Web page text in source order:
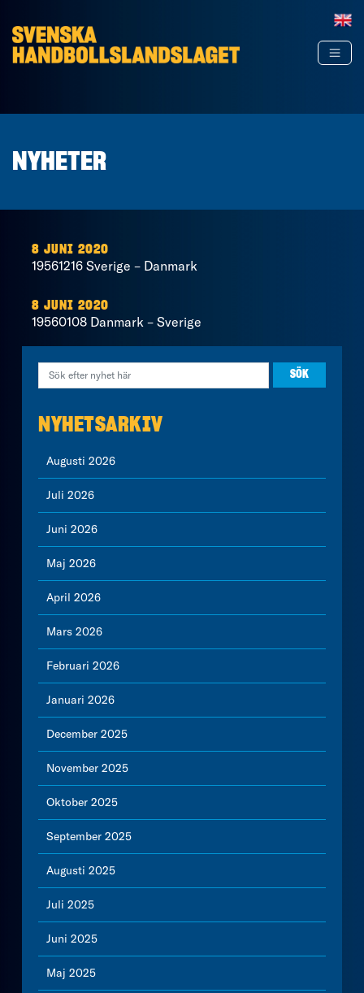
NYHETER
8 JUNI 2020
19561216 Sverige – Danmark
8 JUNI 2020
19560108 Danmark – Sverige
NYHETSARKIV
Augusti 2026
Juli 2026
Juni 2026
Maj 2026
April 2026
Mars 2026
Februari 2026
Januari 2026
December 2025
November 2025
Oktober 2025
September 2025
Augusti 2025
Juli 2025
Juni 2025
Maj 2025